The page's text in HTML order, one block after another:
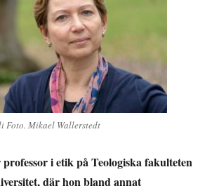
Foto. Mikael Wallerstedt
i etik på Teologiska fakulteten
där hon bland annat